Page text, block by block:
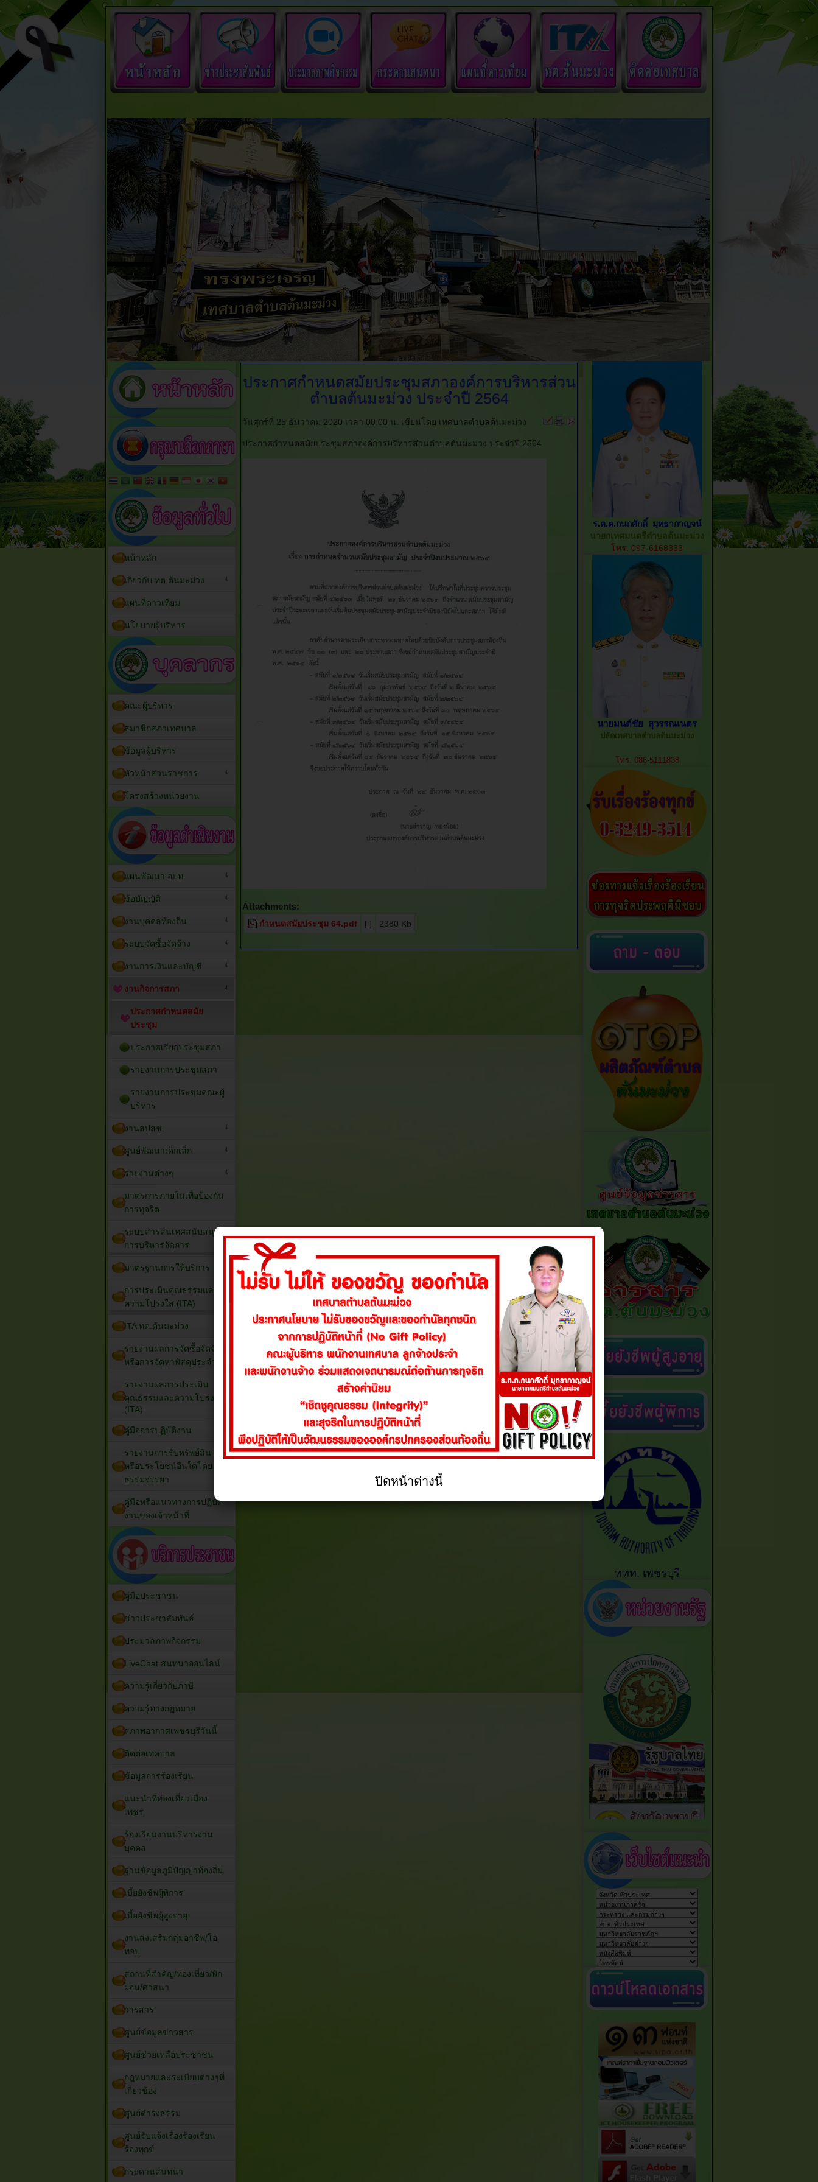
ประกาศกำหนดสมัยประชุมสภาองค์การบริหารส่วน
ตำบลต้นมะม่วง ประจำปี 2564
วันศุกร์ที่ 25 ธันวาคม 2020 เวลา 00:00 น. เขียนโดย เทศบาลตำบลต้นมะม่วง
ประกาศกำหนดสมัยประชุมสภาองค์การบริหารส่วนตำบลต้นมะม่วง ประจำปี 2564
Attachments:
กำหนดสมัยประชุม 64.pdf [ ] 2380 Kb
หน้าหลัก
เกี่ยวกับ ทต.ต้นมะม่วง
แผนที่ดาวเทียม
นโยบายผู้บริหาร
คณะผู้บริหาร
สมาชิกสภาเทศบาล
ข้อมูลผู้บริหาร
หัวหน้าส่วนราชการ
โครงสร้างหน่วยงาน
แผนพัฒนา อปท.
ข้อบัญญัติ
งานบุคคลท้องถิ่น
ระบบจัดซื้อจัดจ้าง
งานการเงินและบัญชี
งานกิจการสภา
ประกาศกำหนดสมัย
ประชุม
ประกาศเรียกประชุมสภา
รายงานการประชุมสภา
รายงานการประชุมคณะผู้
บริหาร
งานสปสช.
ศูนย์พัฒนาเด็กเล็ก
รายงานต่างๆ
มาตรการภายในเพื่อป้องกัน
การทุจริต
ระบบสารสนเทศสนับสนุน
การบริหารจัดการ
มาตรฐานการให้บริการ
การประเมินคุณธรรมและ
ความโปร่งใส (ITA)
ITA ทต.ต้นมะม่วง
รายงานผลการจัดซื้อจัดจ้าง
หรือการจัดหาพัสดุประจำปี
รายงานผลการประเมิน
คุณธรรมและความโปร่งใส
(ITA)
คู่มือการปฏิบัติงาน
รายงานการรับทรัพย์สิน
หรือประโยชน์อื่นใดโดย
ธรรมจรรยา
คู่มือหรือแนวทางการปฏิบัติ
งานของเจ้าหน้าที่
คู่มือประชาชน
ข่าวประชาสัมพันธ์
ประมวลภาพกิจกรรม
LiveChat สนทนาออนไลน์
ความรู้เกี่ยวกับภาษี
ความรู้ทางกฏหมาย
สภาพอากาศเพชรบุรีวันนี้
ติดต่อเทศบาล
ข้อมูลการร้องเรียน
แนะนำที่ท่องเที่ยวเมือง
เพชร
ร้องเรียนงานบริหารงาน
บุคคล
ฐานข้อมูลภูมิปัญญาท้องถิ่น
เบี้ยยังชีพผู้พิการ
เบี้ยยังชีพผู้สูงอายุ
งานส่งเสริมกลุ่มอาชีพ/โอ
ทอป
สถานที่สำคัญ/ท่องเที่ยว/พัก
ผ่อน/ศาสนา
วารสาร
ศูนย์ข้อมูลข่าวสาร
ศูนย์ช่วยเหลือประชาชน
กฎหมายและระเบียบต่างๆที่
เกี่ยวข้อง
ศูนย์ดำรงธรรม
ศูนย์รับแจ้งเรื่องร้องเรียน
ร้องทุกข์
กระดานสนทนา
ร.ต.ต.กนกศักดิ์ มุทธากาญจน์
นายกเทศมนตรีตำบลต้นมะม่วง
โทร. 097-6168888
นายมนต์ชัย สุวรรณเนตร
ปลัดเทศบาลตำบลต้นมะม่วง
โทร. 086-5111838
ททท. เพชรบุรี
ปิดหน้าต่างนี้